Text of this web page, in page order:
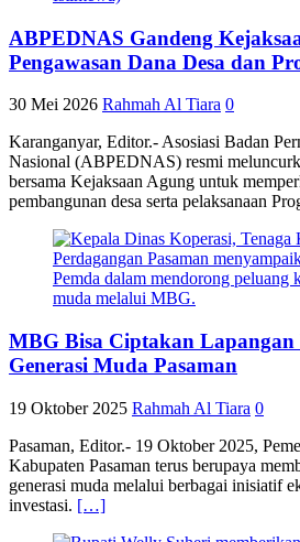
ABPEDNAS Gandeng
Pengawasan Dana Desa dan
30 Mei 2026 Rahmah Al Tiara 0
Karanganyar, Editor.- Asosiasi Badan
Nasional (ABPEDNAS) resmi
bersama Kejaksaan Agung untuk
pembangunan desa serta pelaksanaan
MBG Bisa Ciptakan
Generasi Muda Pasaman
19 Oktober 2025 Rahmah Al Tiara 0
Pasaman, Editor.- 19 Oktober 2025,
Kabupaten Pasaman terus berupaya
generasi muda melalui berbagai inisiatif
investasi. […]